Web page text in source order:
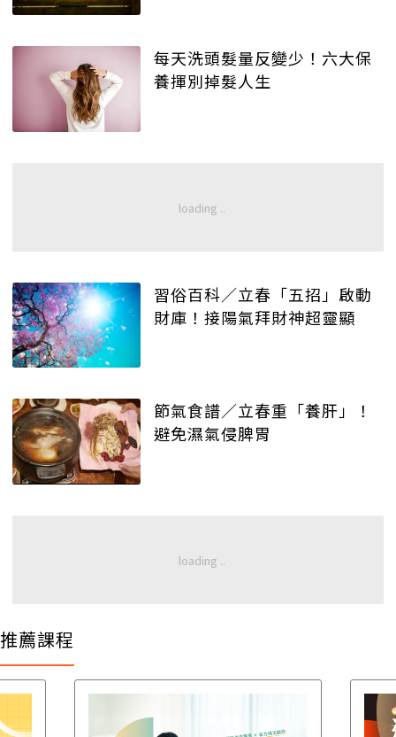
每天洗頭髮量反變少！六大保
養揮別掉髮人生
習俗百科／立春「五招」啟動
財庫！接陽氣拜財神超靈顯
節氣食譜／立春重「養肝」！
避免濕氣侵脾胃
推薦課程